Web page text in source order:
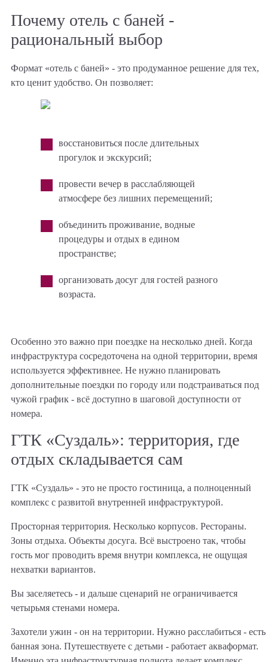
Почему отель с баней -
рациональный выбор
Формат «отель с баней» - это продуманное решение для тех,
кто ценит удобство. Он позволяет:
восстановиться после длительных
прогулок и экскурсий;
провести вечер в расслабляющей
атмосфере без лишних перемещений;
объединить проживание, водные
процедуры и отдых в едином
пространстве;
организовать досуг для гостей разного
возраста.
Особенно это важно при поездке на несколько дней. Когда
инфраструктура сосредоточена на одной территории, время
используется эффективнее. Не нужно планировать
дополнительные поездки по городу или подстраиваться под
чужой график - всё доступно в шаговой доступности от
номера.
ГТК «Суздаль»: территория, где
отдых складывается сам
ГТК «Суздаль» - это не просто гостиница, а полноценный
комплекс с развитой внутренней инфраструктурой.
Просторная территория. Несколько корпусов. Рестораны.
Зоны отдыха. Объекты досуга. Всё выстроено так, чтобы
гость мог проводить время внутри комплекса, не ощущая
нехватки вариантов.
Вы заселяетесь - и дальше сценарий не ограничивается
четырьмя стенами номера.
Захотели ужин - он на территории. Нужно расслабиться - есть
банная зона. Путешествуете с детьми - работает акваформат.